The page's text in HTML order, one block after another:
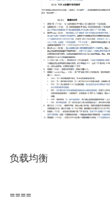
负载均衡
====